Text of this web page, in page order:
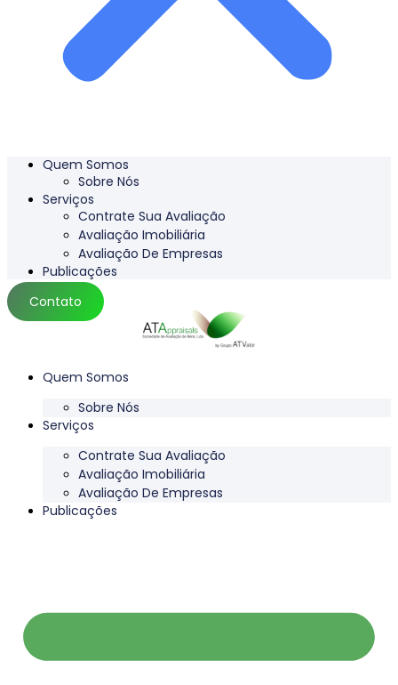
Quem Somos
Sobre Nós
Serviços
Contrate Sua Avaliação
Avaliação Imobiliária
Avaliação De Empresas
Publicações
Contato
Quem Somos
Sobre Nós
Serviços
Contrate Sua Avaliação
Avaliação Imobiliária
Avaliação De Empresas
Publicações